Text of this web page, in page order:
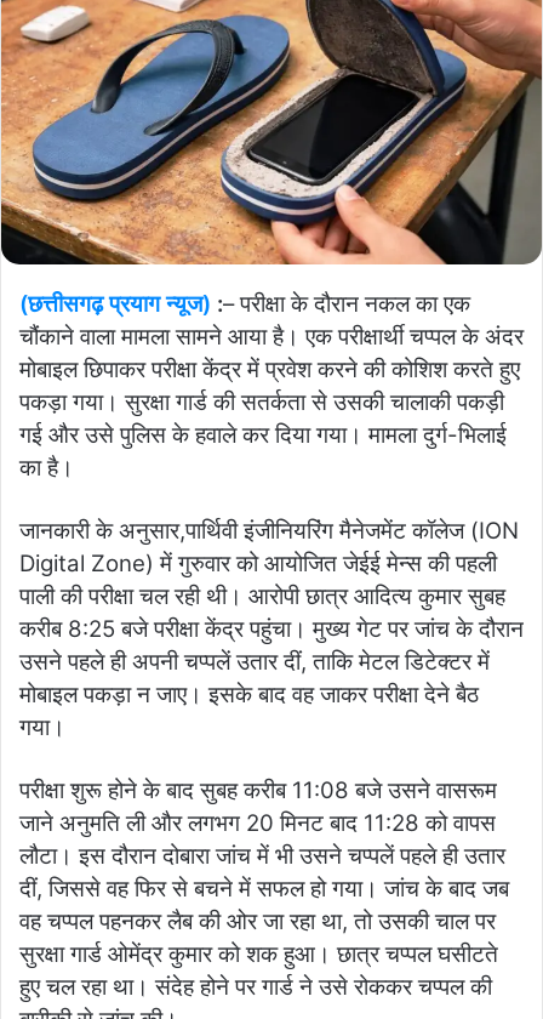
(छत्तीसगढ़ प्रयाग न्यूज) :– परीक्षा के दौरान नकल का एक
चौंकाने वाला मामला सामने आया है। एक परीक्षार्थी चप्पल के अंदर
मोबाइल छिपाकर परीक्षा केंद्र में प्रवेश करने की कोशिश करते हुए
पकड़ा गया। सुरक्षा गार्ड की सतर्कता से उसकी चालाकी पकड़ी
गई और उसे पुलिस के हवाले कर दिया गया। मामला दुर्ग-भिलाई
का है।
जानकारी के अनुसार,पार्थिवी इंजीनियरिंग मैनेजमेंट कॉलेज (ION
Digital Zone) में गुरुवार को आयोजित जेईई मेन्स की पहली
पाली की परीक्षा चल रही थी। आरोपी छात्र आदित्य कुमार सुबह
करीब 8:25 बजे परीक्षा केंद्र पहुंचा। मुख्य गेट पर जांच के दौरान
उसने पहले ही अपनी चप्पलें उतार दीं, ताकि मेटल डिटेक्टर में
मोबाइल पकड़ा न जाए। इसके बाद वह जाकर परीक्षा देने बैठ
गया।
परीक्षा शुरू होने के बाद सुबह करीब 11:08 बजे उसने वासरूम
जाने अनुमति ली और लगभग 20 मिनट बाद 11:28 को वापस
लौटा। इस दौरान दोबारा जांच में भी उसने चप्पलें पहले ही उतार
दीं, जिससे वह फिर से बचने में सफल हो गया। जांच के बाद जब
वह चप्पल पहनकर लैब की ओर जा रहा था, तो उसकी चाल पर
सुरक्षा गार्ड ओमेंद्र कुमार को शक हुआ। छात्र चप्पल घसीटते
हुए चल रहा था। संदेह होने पर गार्ड ने उसे रोककर चप्पल की